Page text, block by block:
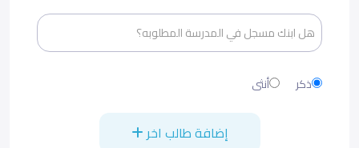
ذكر أنثى
إضافة طالب اخر